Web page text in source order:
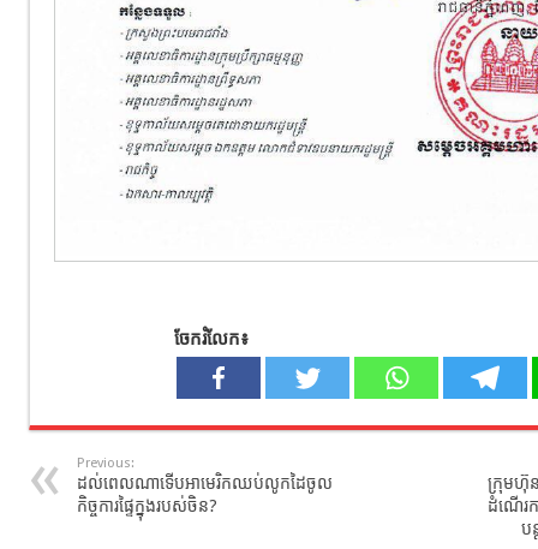
ចែករំលែក៖
Previous:
ដល់ពេលណាទើបអាមេរិកឈប់លូកដៃចូល
កិច្ចការផ្ទៃក្នុងរបស់ចិន?
ក្រុមហ៊ុន
ដំណើរ
ប